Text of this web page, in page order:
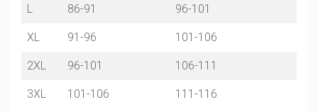
L 86-91 96-101
XL 91-96 101-106
2XL 96-101 106-111
3XL 101-106 111-116